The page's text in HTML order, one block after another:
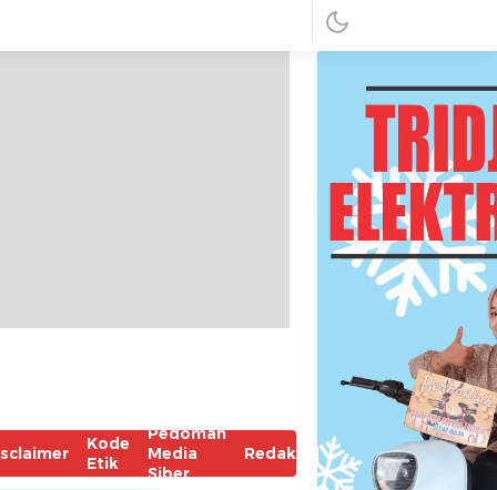
Kode
Etik
Pedoman
Media
Siber
Redaksi